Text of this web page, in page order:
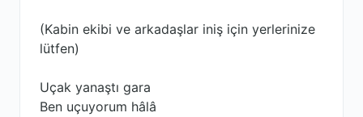
(Kabin ekibi ve arkadaşlar iniş için yerlerinize
lütfen)
Uçak yanaştı gara
Ben uçuyorum hâlâ